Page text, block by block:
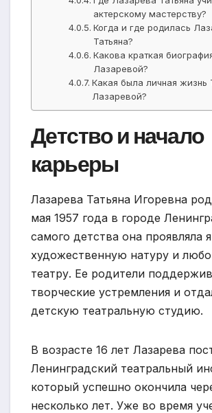
актерскому мастерству?
Когда и где родилась
Татьяна?
Какова краткая
Лазаревой?
Какая была личная жизнь
Лазаревой?
Детство и начало
карьеры
Лазарева Татьяна Игоревна
мая 1957 года в городе
самого детства она проявляла
художественную натуру и
театру. Ее родители
творческие устремления и
детскую театральную студию.
В возрасте 16 лет Лазарева
Ленинградский театральный
который успешно окончила
несколько лет. Уже во время